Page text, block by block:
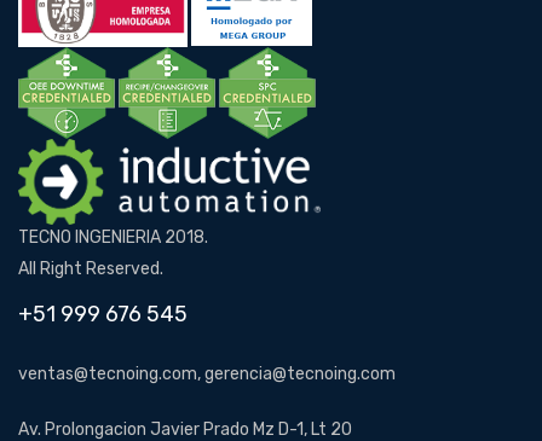
TECNO INGENIERIA 2018.
All Right Reserved.
+51 999 676 545
ventas@tecnoing.com, gerencia@tecnoing.com
Av. Prolongacion Javier Prado Mz D-1, Lt 20